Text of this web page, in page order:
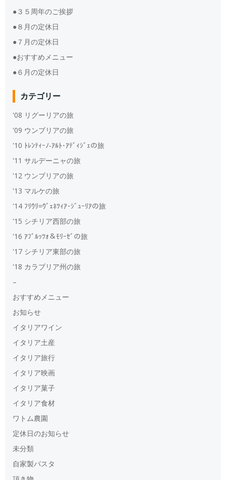
●３５周年のご挨拶
●８月の定休日
●７月の定休日
●おすすめメニュー
●６月の定休日
カテゴリー
'08 リグーリアの旅
'09 ウンブリアの旅
'10 ﾄﾚﾝﾃｨｰﾉ‐ｱﾙﾄ･ｱﾃﾞｨｼﾞｪの旅
'11 サルデーニャの旅
'12 ウンブリアの旅
'13 マルケの旅
'14 ﾌﾘｳﾘ=ｳﾞｪﾈﾂｨｱ･ｼﾞｭｰﾘｱの旅
'15 シチリア西部の旅
'16 ｱﾌﾞﾙｯﾂｫ＆ﾓﾘｰｾﾞの旅
'17 シチリア東部の旅
'18 カラブリア州の旅
–
おすすめメニュー
お知らせ
イタリアワイン
イタリア土産
イタリア旅行
イタリア映画
イタリア菓子
イタリア食材
ワトム農園
定休日のお知らせ
未分類
自家製パスタ